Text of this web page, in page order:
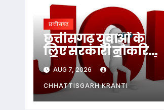
छत्तीसगढ़
छत्तीसगढ़ युवाओं के
लिए सरकारी नौकरियों
की बहार! इस विभाग ने
1235 पदों पर बम्पर भर्ती,
डाटा एंट्री ऑपरेटर के ही
400 पद…
AUG 7, 2026
CHHATTISGARH KRANTI